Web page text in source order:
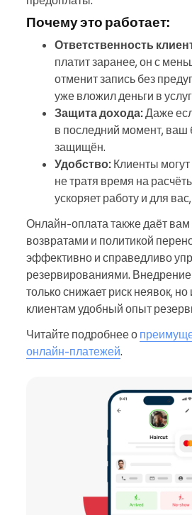
Почему это работает:
Ответственность
платит заранее, он с
отменит запись без
уже вложил деньги в
Защита дохода:Даже
в последний момент, ваш
защищён.
Удобство: Клиенты
не тратя время на
ускоряет работу и для
Онлайн-оплата также даёт вам
возвратами и политикой
эффективно и справедливо
резервированиями.
только снижает риск неявок,
клиентам удобный опыт
Читайте подробнее о
онлайн-платежей.